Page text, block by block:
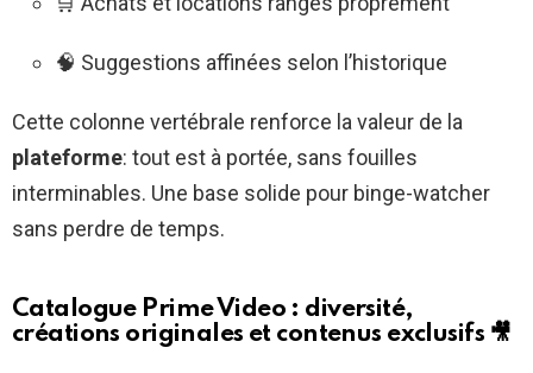
🧠 Suggestions affinées selon l’historique
Cette colonne vertébrale renforce la valeur de la
plateforme: tout est à portée, sans fouilles
interminables. Une base solide pour binge-watcher
sans perdre de temps.
Catalogue Prime Video : diversité,
créations originales et contenus exclusifs 🎥